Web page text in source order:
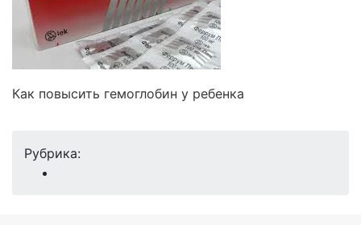
Как повысить гемоглобин у ребенка
Рубрика: